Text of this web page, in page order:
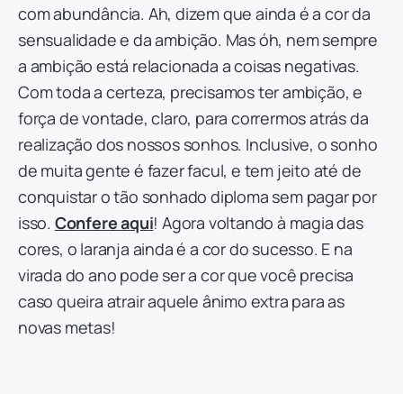
com abundância. Ah, dizem que ainda é a cor da
sensualidade e da ambição. Mas óh, nem sempre
a ambição está relacionada a coisas negativas.
Com toda a certeza, precisamos ter ambição, e
força de vontade, claro, para corrermos atrás da
realização dos nossos sonhos. Inclusive, o sonho
de muita gente é fazer facul, e tem jeito até de
conquistar o tão sonhado diploma sem pagar por
isso. Confere aqui! Agora voltando à magia das
cores, o laranja ainda é a cor do sucesso. E na
virada do ano pode ser a cor que você precisa
caso queira atrair aquele ânimo extra para as
novas metas!